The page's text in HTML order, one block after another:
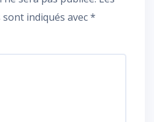
indiqués avec*